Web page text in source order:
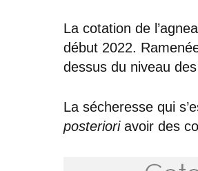
La cotation de
début 2022.
dessus du niveau
La sécheresse qui
posterioriavoir des